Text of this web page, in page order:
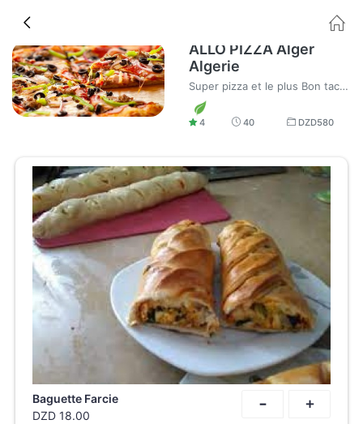
ALLO PIZZA Alger
Algerie
Super pizza et le plus Bon tacos au monde
4 40 DZD580
- +
Baguette Farcie
DZD 18.00